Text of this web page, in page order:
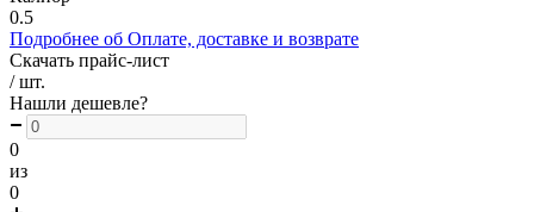
0.5
Подробнее об Оплате, доставке и возврате
Скачать прайс-лист
/ шт.
Нашли дешевле?
0
из
0